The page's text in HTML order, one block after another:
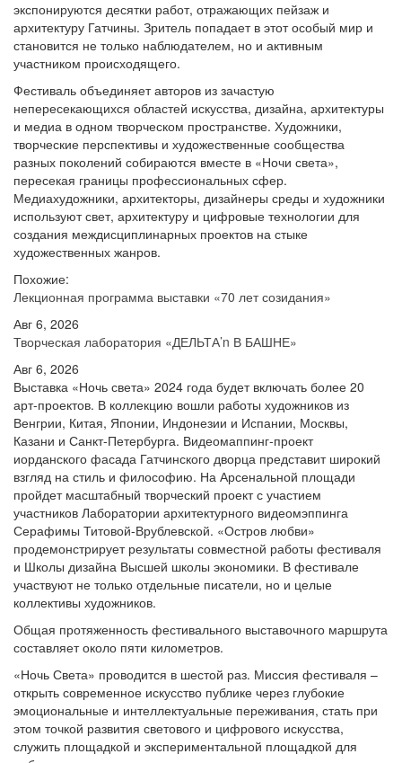
экспонируются десятки работ, отражающих пейзаж и
архитектуру Гатчины. Зритель попадает в этот особый мир и
становится не только наблюдателем, но и активным
участником происходящего.
Фестиваль объединяет авторов из зачастую
непересекающихся областей искусства, дизайна, архитектуры
и медиа в одном творческом пространстве. Художники,
творческие перспективы и художественные сообщества
разных поколений собираются вместе в «Ночи света»,
пересекая границы профессиональных сфер.
Медиахудожники, архитекторы, дизайнеры среды и художники
используют свет, архитектуру и цифровые технологии для
создания междисциплинарных проектов на стыке
художественных жанров.
Похожие:
Лекционная программа выставки «70 лет созидания»
Авг 6, 2026
Творческая лаборатория «ДЕЛЬТА’n В БАШНЕ»
Авг 6, 2026
Выставка «Ночь света» 2024 года будет включать более 20
арт-проектов. В коллекцию вошли работы художников из
Венгрии, Китая, Японии, Индонезии и Испании, Москвы,
Казани и Санкт-Петербурга. Видеомаппинг-проект
иорданского фасада Гатчинского дворца представит широкий
взгляд на стиль и философию. На Арсенальной площади
пройдет масштабный творческий проект с участием
участников Лаборатории архитектурного видеомэппинга
Серафимы Титовой-Врублевской. «Остров любви»
продемонстрирует результаты совместной работы фестиваля
и Школы дизайна Высшей школы экономики. В фестивале
участвуют не только отдельные писатели, но и целые
коллективы художников.
Общая протяженность фестивального выставочного маршрута
составляет около пяти километров.
«Ночь Света» проводится в шестой раз. Миссия фестиваля –
открыть современное искусство публике через глубокие
эмоциональные и интеллектуальные переживания, стать при
этом точкой развития светового и цифрового искусства,
служить площадкой и экспериментальной площадкой для